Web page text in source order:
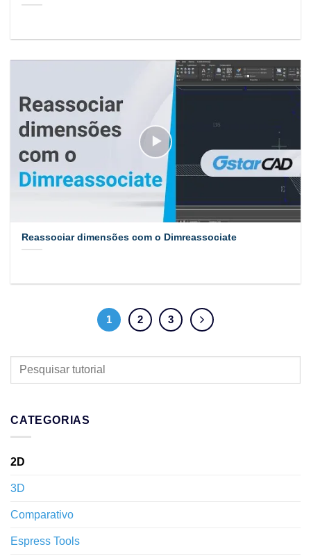
PESQUISAR
TUTORIAL
CATEGORIAS
2D
3D
Comparativo
Espress Tools
Reassociar dimensões com o Dimreassociate
1 2 3